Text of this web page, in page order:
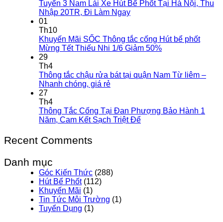
Tuyển 3 Nam Lái Xe Hút Bể Phốt Tại Hà Nội, Thu
Nhập 20TR, Đi Làm Ngay
01
Th10
Khuyến Mãi SỐC Thông tắc cống Hút bể phốt
Mừng Tết Thiếu Nhi 1/6 Giảm 50%
29
Th4
Thông tắc chậu rửa bát tại quận Nam Từ liêm –
Nhanh chóng, giá rẻ
27
Th4
Thông Tắc Cống Tại Đan Phượng Bảo Hành 1
Năm, Cam Kết Sạch Triệt Để
Recent Comments
Danh mục
Góc Kiến Thức (288)
Hút Bể Phốt(112)
Khuyến Mãi (1)
Tin Tức Môi Trường (1)
Tuyển Dụng (1)